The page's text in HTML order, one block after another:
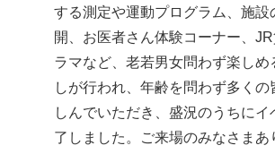
HOME
サイトマップ
する測定や運動プログラム、施設
開、お医者さん体験コーナー、
ラマなど、老若男女問わず楽しめ
しが行われ、年齢を問わず多くの
しんでいただき、盛況のうちにイ
了しました。ご来場のみなさまあ